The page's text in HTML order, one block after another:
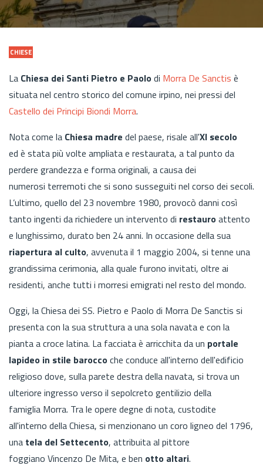
CHIESE
La Chiesa dei Santi Pietro e Paolodi Morra De Sanctis è
situata nel centro storico del comune irpino, nei pressi del
Castello dei Principi Biondi Morra.
Nota come la Chiesa madre del paese, risale all'XI secolo
ed è stata più volte ampliata e restaurata, a tal punto da
perdere grandezza e forma originali, a causa dei
numerosi terremoti che si sono susseguiti nel corso dei secoli.
L’ultimo, quello del 23 novembre 1980, provocò danni così
tanto ingenti da richiedere un intervento di restauroattento
e lunghissimo, durato ben 24 anni. In occasione della sua
riapertura al culto, avvenuta il 1 maggio 2004, si tenne una
grandissima cerimonia, alla quale furono invitati, oltre ai
residenti, anche tutti i morresi emigrati nel resto del mondo.
Oggi, la Chiesa dei SS. Pietro e Paolo di Morra De Sanctis si
presenta con la sua struttura a una sola navata e con la
pianta a croce latina. La facciata è arricchita da un portale
lapideo in stile baroccoche conduce all'interno dell'edificio
religioso dove, sulla parete destra della navata, si trova un
ulteriore ingresso verso il sepolcreto gentilizio della
famiglia Morra. Tra le opere degne di nota, custodite
all'interno della Chiesa, si menzionano un coro ligneo del 1796,
una tela del Settecento, attribuita al pittore
foggiano Vincenzo De Mita, e ben otto altari.